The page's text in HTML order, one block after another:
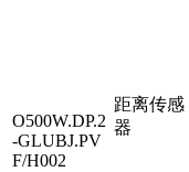
O500W.DP.2
-GLUBJ.PV
F/H002
距离传感
器